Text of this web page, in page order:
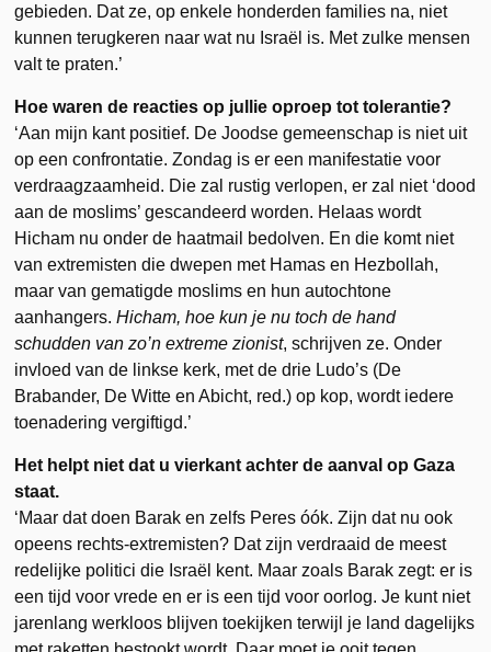
gebieden. Dat ze, op enkele honderden families na, niet
kunnen terugkeren naar wat nu Israël is. Met zulke mensen
valt te praten.’
Hoe waren de reacties op jullie oproep tot tolerantie?
‘Aan mijn kant positief. De Joodse gemeenschap is niet uit
op een confrontatie. Zondag is er een manifestatie voor
verdraagzaamheid. Die zal rustig verlopen, er zal niet ‘dood
aan de moslims’ gescandeerd worden. Helaas wordt
Hicham nu onder de haatmail bedolven. En die komt niet
van extremisten die dwepen met Hamas en Hezbollah,
maar van gematigde moslims en hun autochtone
aanhangers.Hicham, hoe kun je nu toch de hand
schudden van zo’n extreme zionist, schrijven ze. Onder
invloed van de linkse kerk, met de drie Ludo’s (De
Brabander, De Witte en Abicht, red.) op kop, wordt iedere
toenadering vergiftigd.’
Het helpt niet dat u vierkant achter de aanval op Gaza
staat.
‘Maar dat doen Barak en zelfs Peres óók. Zijn dat nu ook
opeens rechts-extremisten? Dat zijn verdraaid de meest
redelijke politici die Israël kent. Maar zoals Barak zegt: er is
een tijd voor vrede en er is een tijd voor oorlog. Je kunt niet
jarenlang werkloos blijven toekijken terwijl je land dagelijks